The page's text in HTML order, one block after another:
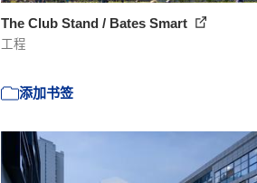
The Club Stand / Bates Smart
工程
添加书签